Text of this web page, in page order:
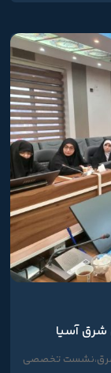
آسیا
شرق،نشست تخصصی